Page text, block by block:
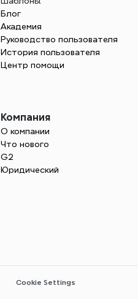
Блог
Академия
Руководство пользователя
История пользователя
Центр помощи
Компания
О компании
Что нового
G2
Юридический
Cookie Settings